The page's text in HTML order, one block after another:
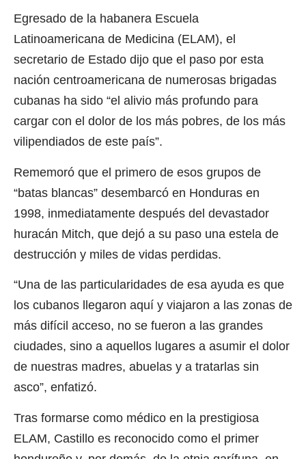
Egresado de la habanera Escuela
Latinoamericana de Medicina (ELAM), el
secretario de Estado dijo que el paso por esta
nación centroamericana de numerosas brigadas
cubanas ha sido “el alivio más profundo para
cargar con el dolor de los más pobres, de los más
vilipendiados de este país”.
Rememoró que el primero de esos grupos de
“batas blancas” desembarcó en Honduras en
1998, inmediatamente después del devastador
huracán Mitch, que dejó a su paso una estela de
destrucción y miles de vidas perdidas.
“Una de las particularidades de esa ayuda es que
los cubanos llegaron aquí y viajaron a las zonas de
más difícil acceso, no se fueron a las grandes
ciudades, sino a aquellos lugares a asumir el dolor
de nuestras madres, abuelas y a tratarlas sin
asco”, enfatizó.
Tras formarse como médico en la prestigiosa
ELAM, Castillo es reconocido como el primer